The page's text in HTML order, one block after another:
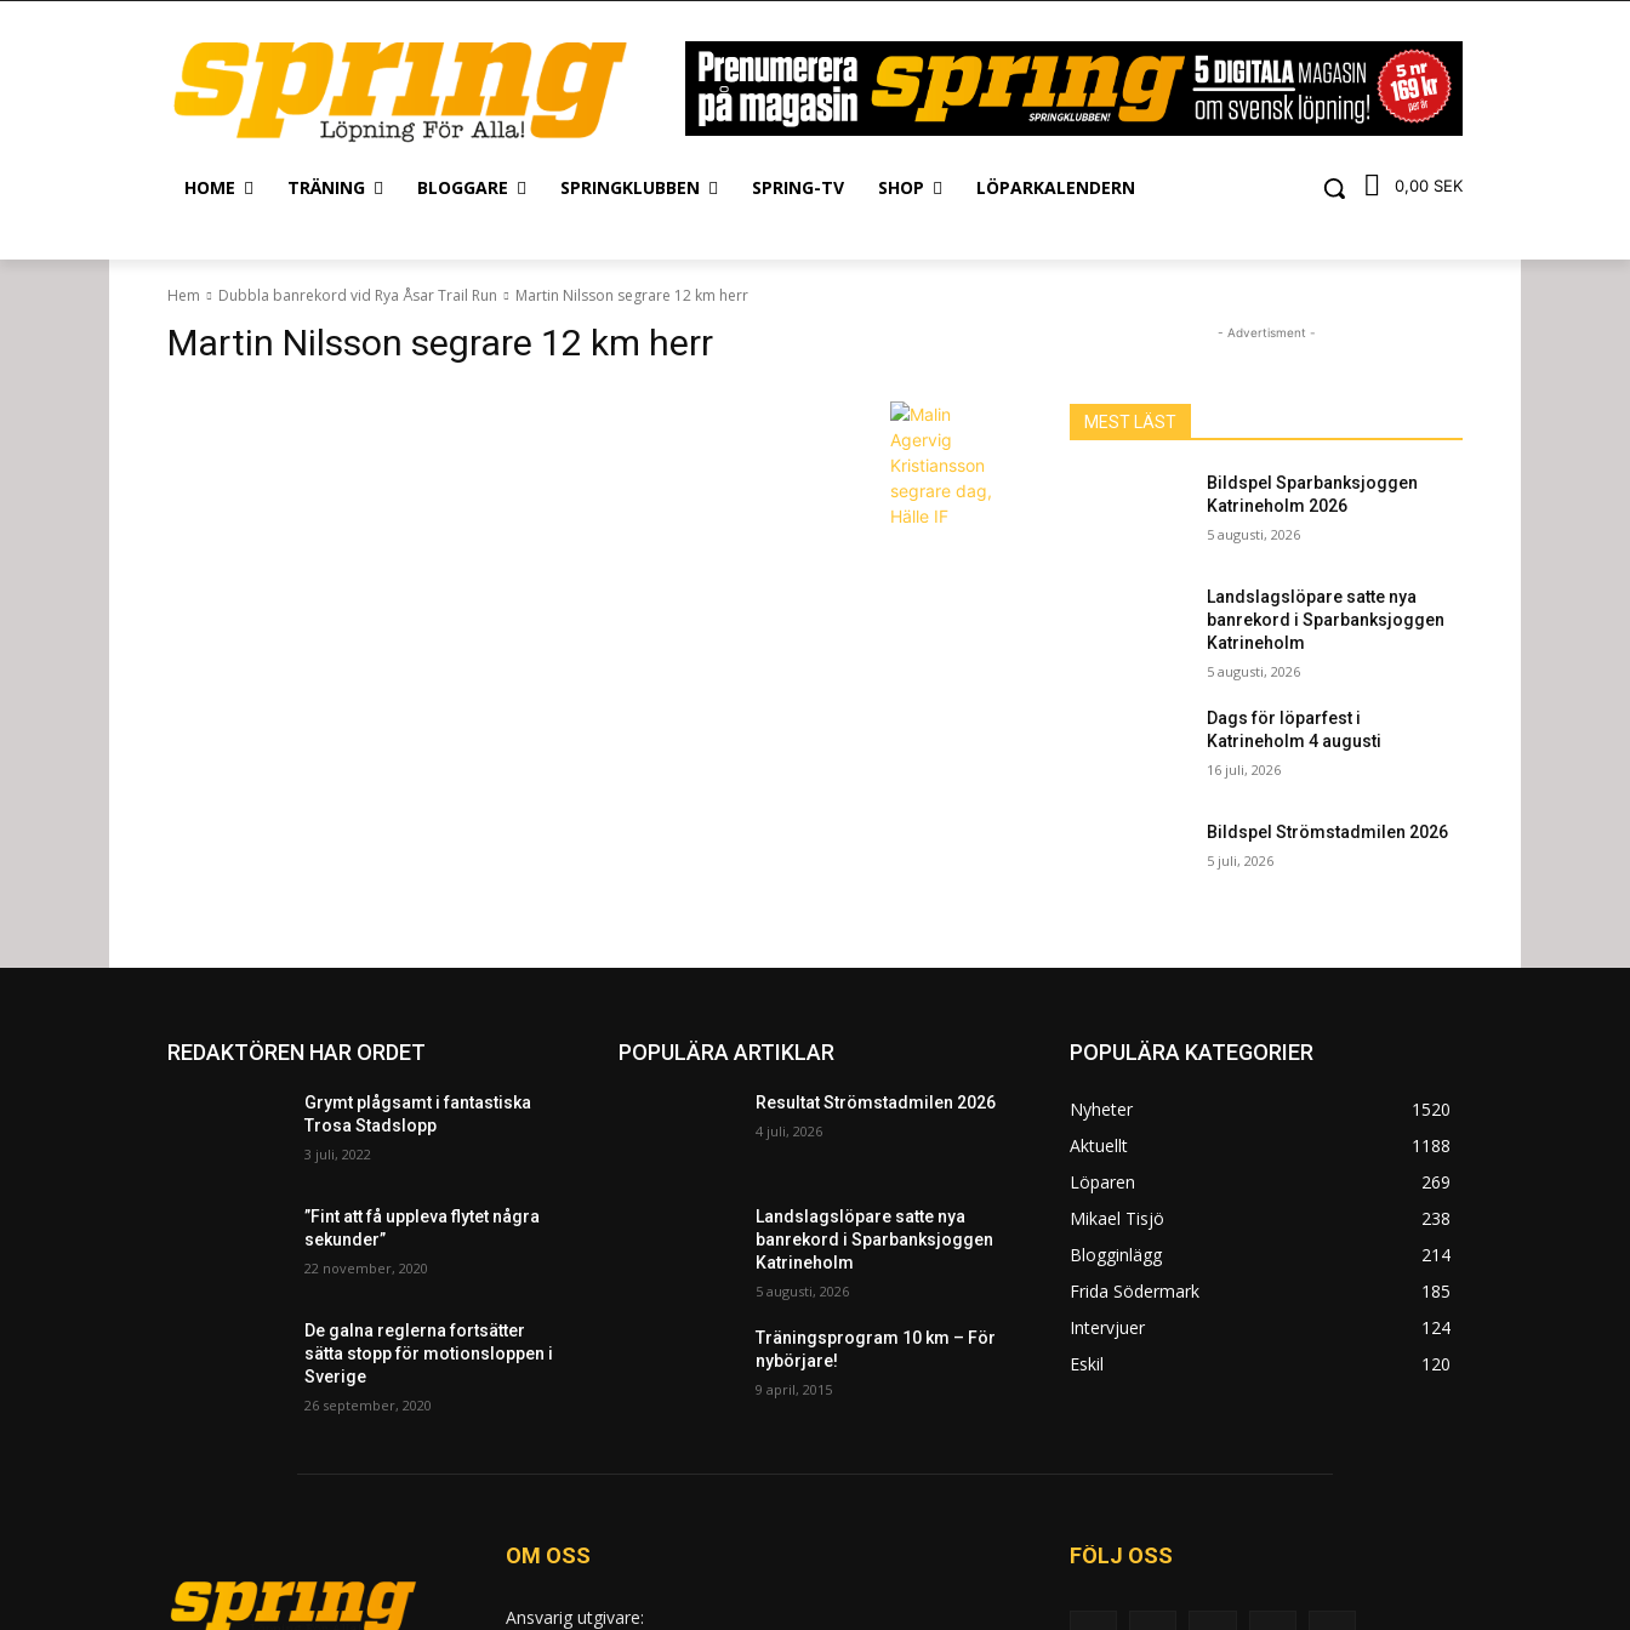
0,00 SEK
HOME TRÄNING BLOGGARE SPRINGKLUBBEN SPRING-TV SHOP LÖPARKALENDERN
Hem Dubbla banrekord vid Rya Åsar Trail Run Martin Nilsson segrare 12 km herr
Martin Nilsson segrare 12 km herr - Advertisment -
MEST LÄST
Bildspel Sparbanksjoggen
Katrineholm 2026
5 augusti, 2026
Landslagslöpare satte nya
banrekord i Sparbanksjoggen
Katrineholm
5 augusti, 2026
Dags för löparfest i
Katrineholm 4 augusti
16 juli, 2026
Bildspel Strömstadmilen 2026
5 juli, 2026
REDAKTÖREN HAR ORDET
Grymt plågsamt i fantastiska
Trosa Stadslopp
3 juli, 2022
”Fint att få uppleva flytet några
sekunder”
22 november, 2020
De galna reglerna fortsätter
sätta stopp för motionsloppen i
Sverige
26 september, 2020
POPULÄRA ARTIKLAR
Resultat Strömstadmilen 2026
4 juli, 2026
Landslagslöpare satte nya
banrekord i Sparbanksjoggen
Katrineholm
5 augusti, 2026
Träningsprogram 10 km – För
nybörjare!
9 april, 2015
POPULÄRA KATEGORIER
Nyheter
1520
Aktuellt
1188
Löparen
269
Mikael Tisjö
238
Blogginlägg
214
Frida Södermark
185
Intervjuer
124
Eskil
120
OM OSS
Ansvarig utgivare:
FÖLJ OSS